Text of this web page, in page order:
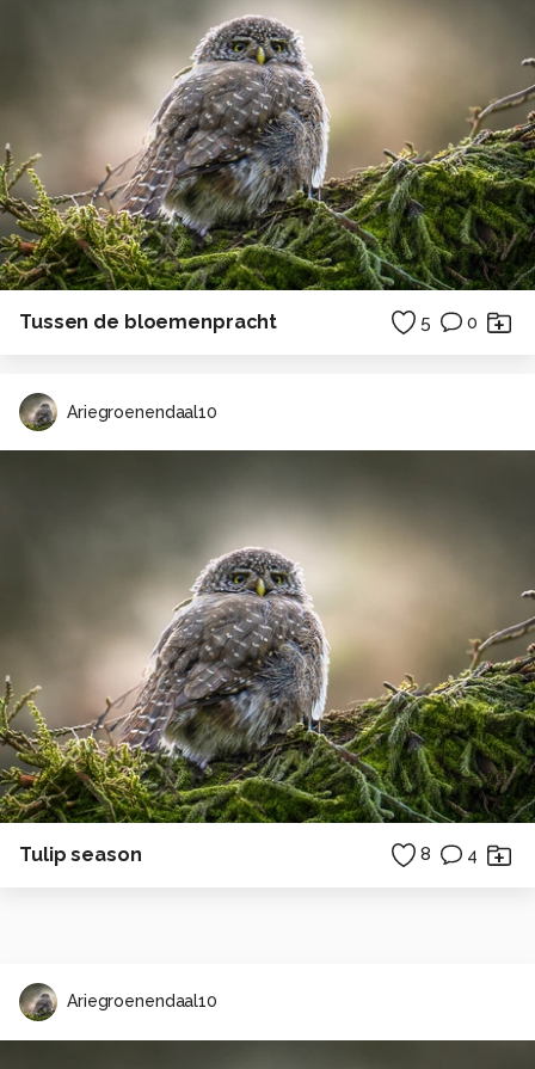
Tussen de bloemenpracht 5 0
Ariegroenendaal10
Tulip season 8 4
Ariegroenendaal10